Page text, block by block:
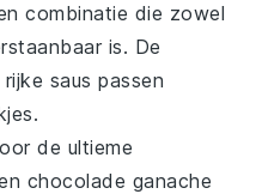
combinatie die zowel
is. De
saus passen
de ultieme
chocolade ganache